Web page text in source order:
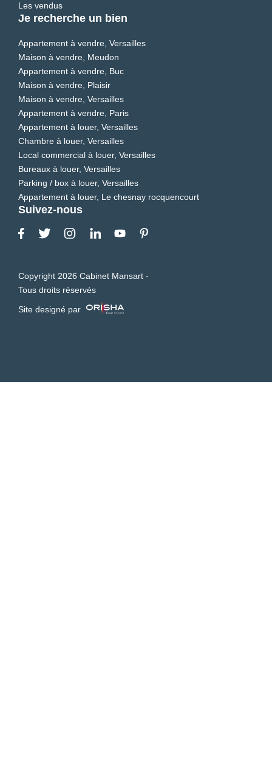
Les vendus
Je recherche un bien
Appartement à vendre, Versailles
Maison à vendre, Meudon
Appartement à vendre, Buc
Maison à vendre, Plaisir
Maison à vendre, Versailles
Appartement à vendre, Paris
Appartement à louer, Versailles
Chambre à louer, Versailles
Local commercial à louer, Versailles
Bureaux à louer, Versailles
Parking / box à louer, Versailles
Appartement à louer, Le chesnay rocquencourt
Suivez-nous
Copyright 2026 Cabinet Mansart -
Tous droits réservés
Site designé par